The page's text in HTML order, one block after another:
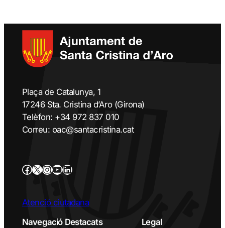
Plaça de Catalunya, 1
17246 Sta. Cristina d’Aro (Girona)
Telèfon: +34 972 837 010
Correu: oac@santacristina.cat
Atenció ciutadana
Navegació Destacats Legal